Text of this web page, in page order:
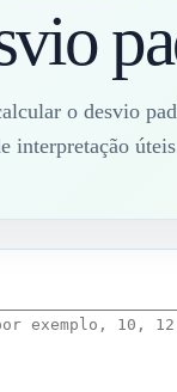
o desvio
interpretação